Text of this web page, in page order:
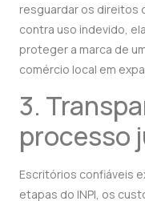
resguardar os direitos
contra uso indevido,
proteger a marca de
comércio local em
3.
processo
Escritórios confiáveis
etapas do INPI, os